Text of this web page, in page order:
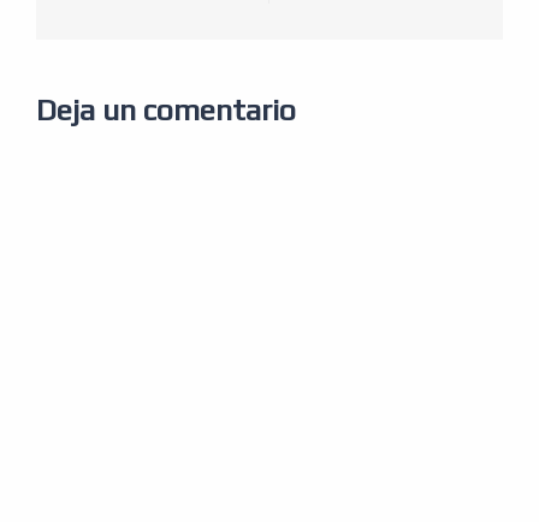
Deja un comentario